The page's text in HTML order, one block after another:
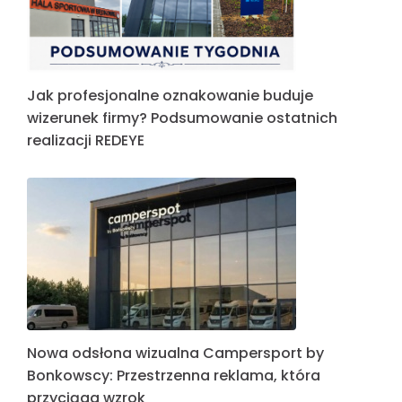
Jak profesjonalne oznakowanie buduje
wizerunek firmy? Podsumowanie ostatnich
realizacji REDEYE
Nowa odsłona wizualna Campersport by
Bonkowscy: Przestrzenna reklama, która
przyciąga wzrok